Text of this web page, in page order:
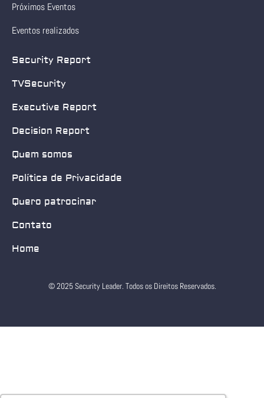
Próximos Eventos
Eventos realizados
Security Report
TVSecurity
Executive Report
Decision Report
Quem somos
Política de Privacidade
Quero patrocinar
Contato
Home
© 2025 Security Leader. Todos os Direitos Reservados.